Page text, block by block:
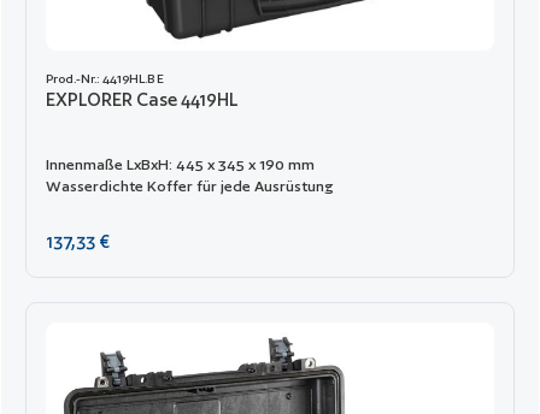
Prod.-Nr.: 4419HL.B E
EXPLORER Case 4419HL
Innenmaße LxBxH: 445 x 345 x 190 mm
Wasserdichte Koffer für jede Ausrüstung
Regulärer Preis:
137,33 €